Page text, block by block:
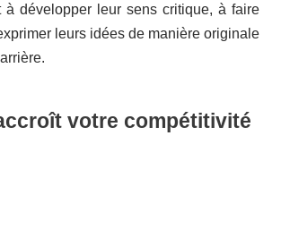
développer leur sens critique, à faire
leurs idées de manière originale
votre compétitivité